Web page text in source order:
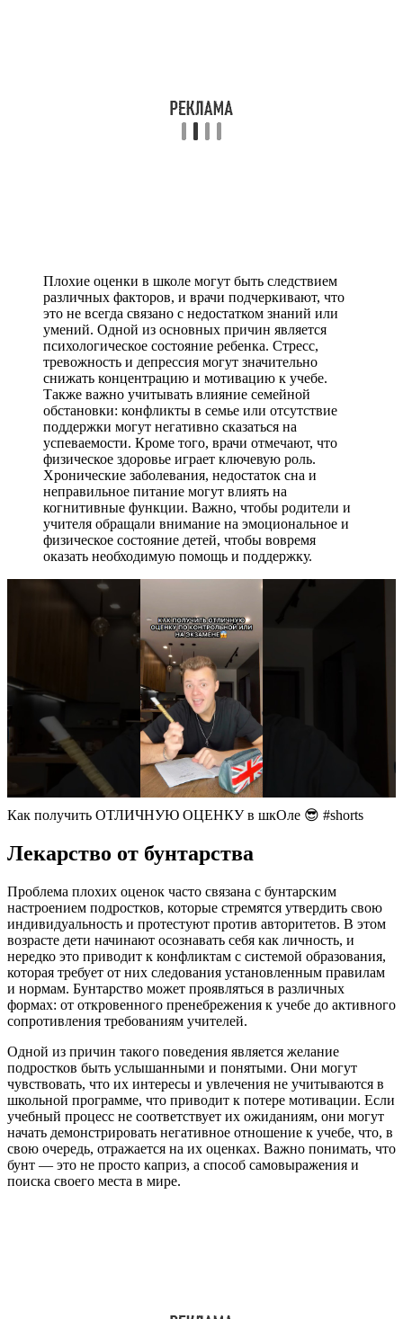
Плохие оценки в школе могут быть следствием
различных факторов, и врачи подчеркивают, что
это не всегда связано с недостатком знаний или
умений. Одной из основных причин является
психологическое состояние ребенка. Стресс,
тревожность и депрессия могут значительно
снижать концентрацию и мотивацию к учебе.
Также важно учитывать влияние семейной
обстановки: конфликты в семье или отсутствие
поддержки могут негативно сказаться на
успеваемости. Кроме того, врачи отмечают, что
физическое здоровье играет ключевую роль.
Хронические заболевания, недостаток сна и
неправильное питание могут влиять на
когнитивные функции. Важно, чтобы родители и
учителя обращали внимание на эмоциональное и
физическое состояние детей, чтобы вовремя
оказать необходимую помощь и поддержку.
Как получить ОТЛИЧНУЮ ОЦЕНКУ в шкОле 😎 #shorts
Лекарство от бунтарства
Проблема плохих оценок часто связана с бунтарским
настроением подростков, которые стремятся утвердить свою
индивидуальность и протестуют против авторитетов. В этом
возрасте дети начинают осознавать себя как личность, и
нередко это приводит к конфликтам с системой образования,
которая требует от них следования установленным правилам
и нормам. Бунтарство может проявляться в различных
формах: от откровенного пренебрежения к учебе до активного
сопротивления требованиям учителей.
Одной из причин такого поведения является желание
подростков быть услышанными и понятыми. Они могут
чувствовать, что их интересы и увлечения не учитываются в
школьной программе, что приводит к потере мотивации. Если
учебный процесс не соответствует их ожиданиям, они могут
начать демонстрировать негативное отношение к учебе, что, в
свою очередь, отражается на их оценках. Важно понимать, что
бунт — это не просто каприз, а способ самовыражения и
поиска своего места в мире.